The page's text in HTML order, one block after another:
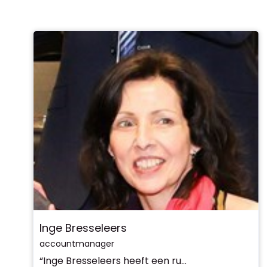
Inge Bresseleers
accountmanager
“Inge Bresseleers heeft een ru...